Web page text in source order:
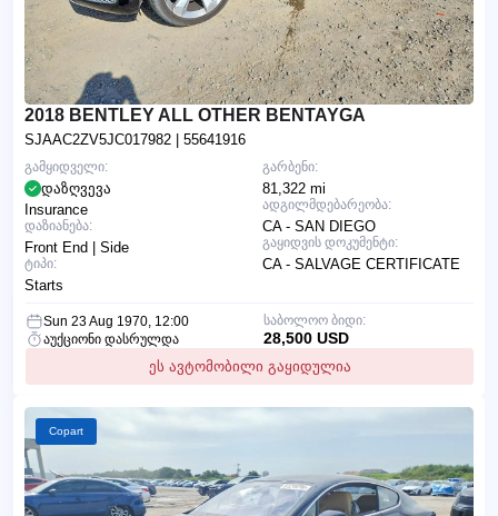
2018 BENTLEY ALL OTHER BENTAYGA
SJAAC2ZV5JC017982 | 55641916
გარბენი:
81,322 mi
ადგილმდებარეობა:
CA - SAN DIEGO
გაყიდვის დოკუმენტი:
CA - SALVAGE CERTIFICATE
გამყიდველი:
დაზღვევა
Insurance
დაზიანება:
Front End | Side
ტიპი:
Starts
Sun 23 Aug 1970, 12:00
აუქციონი დასრულდა
ეს ავტომობილი გაყიდულია
საბოლოო ბიდი:
28,500 USD
Copart